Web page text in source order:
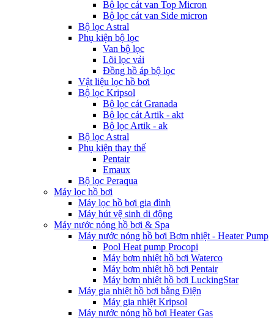
Bộ lọc cát van Top Micron
Bộ lọc cát van Side micron
Bộ lọc Astral
Phụ kiện bộ lọc
Van bộ lọc
Lõi lọc vải
Đồng hồ áp bộ lọc
Vật liệu lọc hồ bơi
Bộ lọc Kripsol
Bộ lọc cát Granada
Bộ lọc cát Artik - akt
Bộ lọc Artik - ak
Bộ lọc Astral
Phụ kiện thay thế
Pentair
Emaux
Bộ lọc Peraqua
Máy lọc hồ bơi
Máy lọc hồ bơi gia đình
Máy hút vệ sinh di động
Máy nước nóng hồ bơi & Spa
Máy nước nóng hồ bơi Bơm nhiệt - Heater Pump
Pool Heat pump Procopi
Máy bơm nhiệt hồ bơi Waterco
Máy bơm nhiệt hồ bơi Pentair
Máy bơm nhiệt hồ bơi LuckingStar
Máy gia nhiệt hồ bơi bằng Điện
Máy gia nhiệt Kripsol
Máy nước nóng hồ bơi Heater Gas